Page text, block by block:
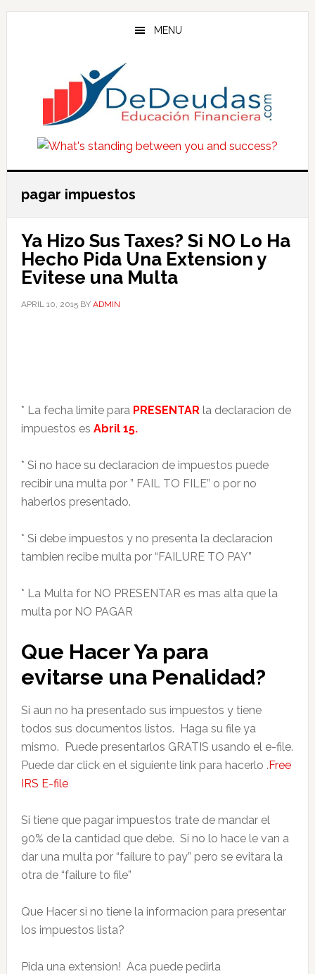
Skip
Skip
Skip
MENU
pagar impuestos
Ya Hizo Sus Taxes? Si NO Lo Ha
Hecho Pida Una Extension y
Evitese una Multa
APRIL 10, 2015BY ADMIN
* La fecha limite para PRESENTAR la declaracion de
impuestos es Abril 15.
* Si no hace su declaracion de impuestos puede
recibir una multa por ” FAIL TO FILE” o por no
haberlos presentado.
* Si debe impuestos y no presenta la declaracion
tambien recibe multa por “FAILURE TO PAY”
* La Multa for NO PRESENTAR es mas alta que la
multa por NO PAGAR
Que Hacer Ya para
evitarse una Penalidad?
Si aun no ha presentado sus impuestos y tiene
todos sus documentos listos. Haga su file ya
mismo. Puede presentarlos GRATIS usando el e-file.
Puede dar click en el siguiente link para hacerlo .Free
IRS E-file
Si tiene que pagar impuestos trate de mandar el
90% de la cantidad que debe. Si no lo hace le van a
dar una multa por “failure to pay” pero se evitara la
otra de “failure to file”
Que Hacer si no tiene la informacion para presentar
los impuestos lista?
Pida una extension! Aca puede pedirla